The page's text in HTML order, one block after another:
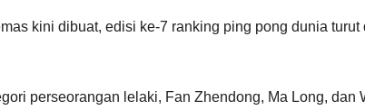
kini dibuat, edisi ke-7 ranking ping pong dunia
perseorangan lelaki, Fan Zhendong, Ma Long,